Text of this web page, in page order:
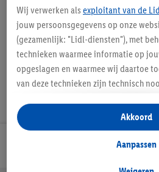
Beschrijving
Lidl
Wij verwerken als exploitant van de
jouw persoonsgegevens op onze
(gezamenlijk: "Lidl-diensten"), met
technieken waarmee informatie op
opgeslagen en waarmee wij daartoe
van deze technieken zijn technisch
opslaan van voorkeursinstellingen, het
analyseren van statistieken of voor het
gepersonaliseerde reclame binnen en
Aanpassen
Akkoord